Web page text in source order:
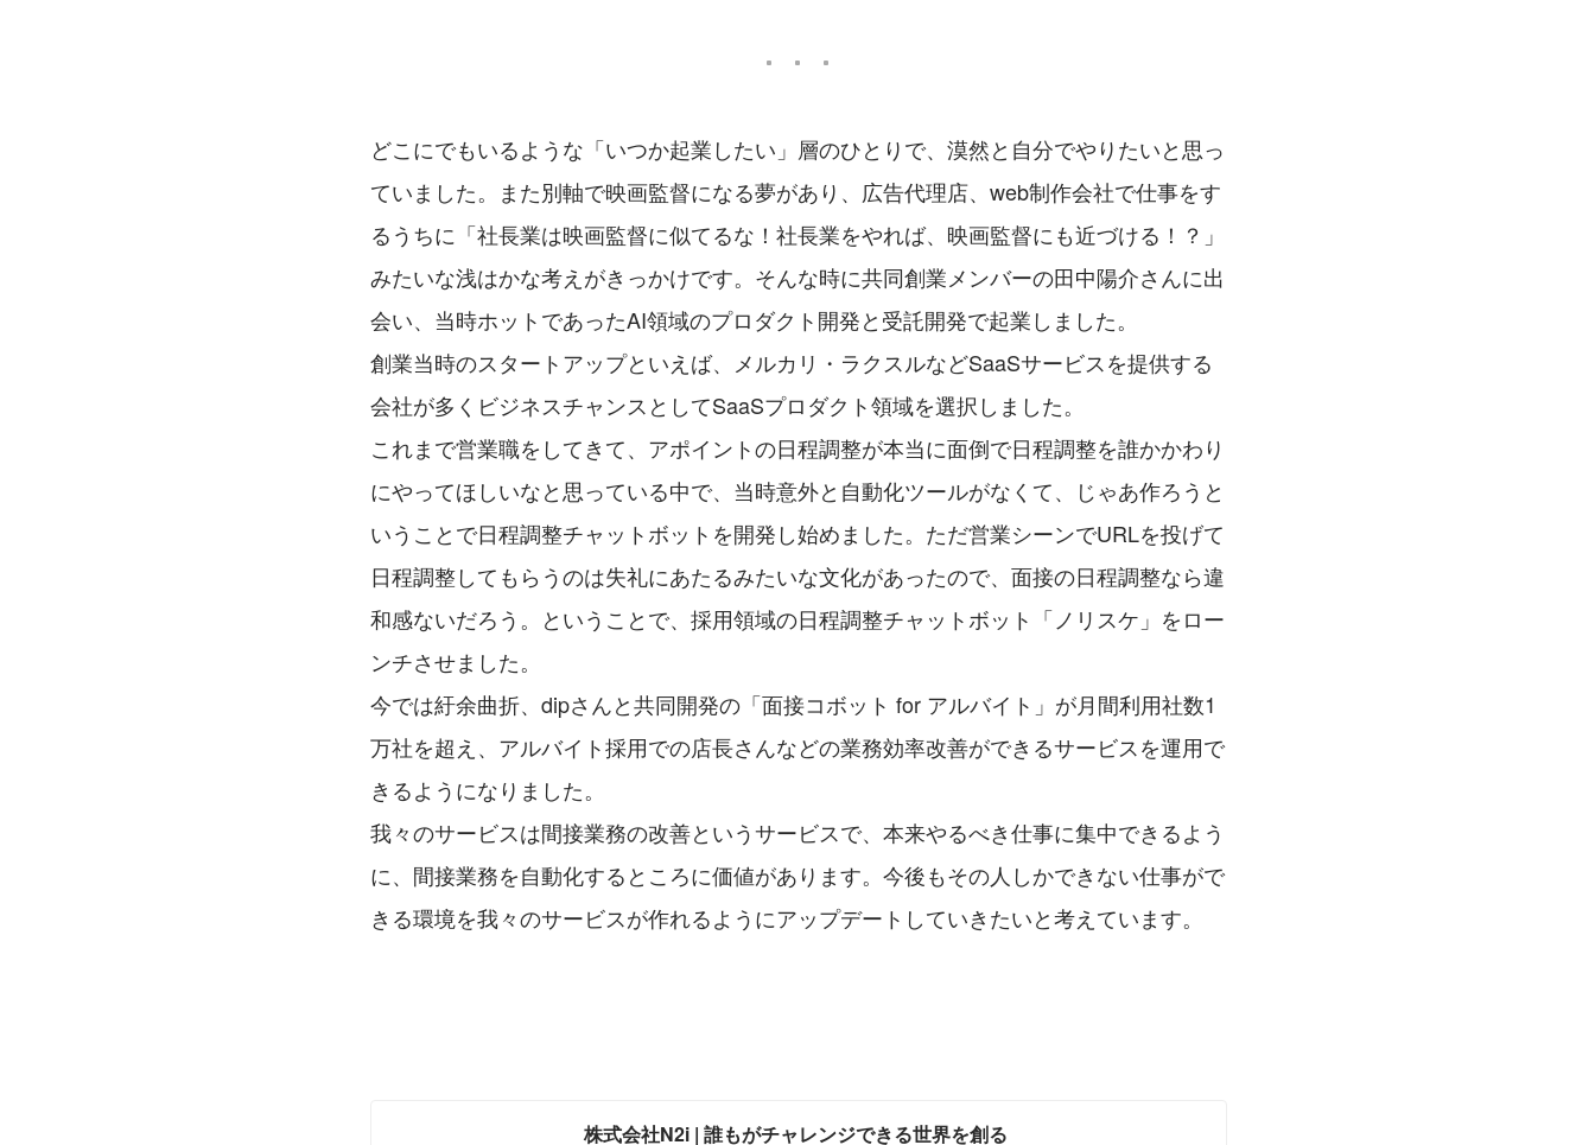
どこにでもいるような「いつか起業したい」層のひとりで、漠然と自分でやりたいと思っ
ていました。また別軸で映画監督になる夢があり、広告代理店、web制作会社で仕事をす
るうちに「社長業は映画監督に似てるな！社長業をやれば、映画監督にも近づける！？」
みたいな浅はかな考えがきっかけです。そんな時に共同創業メンバーの田中陽介さんに出
会い、当時ホットであったAI領域のプロダクト開発と受託開発で起業しました。
創業当時のスタートアップといえば、メルカリ・ラクスルなどSaaSサービスを提供する
会社が多くビジネスチャンスとしてSaaSプロダクト領域を選択しました。
これまで営業職をしてきて、アポイントの日程調整が本当に面倒で日程調整を誰かかわり
にやってほしいなと思っている中で、当時意外と自動化ツールがなくて、じゃあ作ろうと
いうことで日程調整チャットボットを開発し始めました。ただ営業シーンでURLを投げて
日程調整してもらうのは失礼にあたるみたいな文化があったので、面接の日程調整なら違
和感ないだろう。ということで、採用領域の日程調整チャットボット「ノリスケ」をロー
ンチさせました。
今では紆余曲折、dipさんと共同開発の「面接コボット for アルバイト」が月間利用社数1
万社を超え、アルバイト採用での店長さんなどの業務効率改善ができるサービスを運用で
きるようになりました。
我々のサービスは間接業務の改善というサービスで、本来やるべき仕事に集中できるよう
に、間接業務を自動化するところに価値があります。今後もその人しかできない仕事がで
きる環境を我々のサービスが作れるようにアップデートしていきたいと考えています。
株式会社N2i | 誰もがチャレンジできる世界を創る